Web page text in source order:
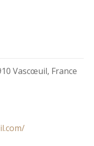
Vascœuil, France